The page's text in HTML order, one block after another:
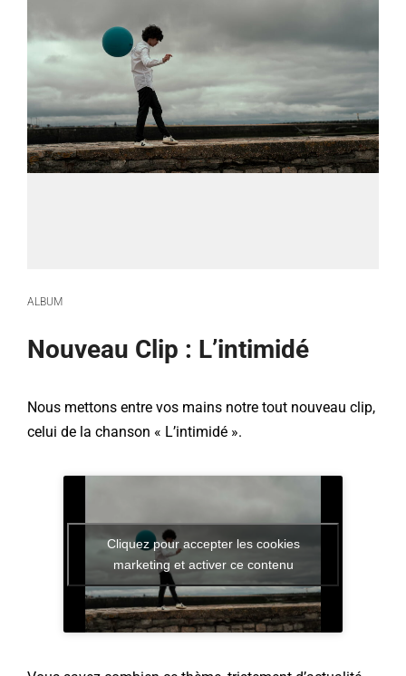
ALBUM
Nouveau Clip : L’intimidé
Nous mettons entre vos mains notre tout nouveau clip,
celui de la chanson « L’intimidé ».
Cliquez pour accepter les cookies
marketing et activer ce contenu